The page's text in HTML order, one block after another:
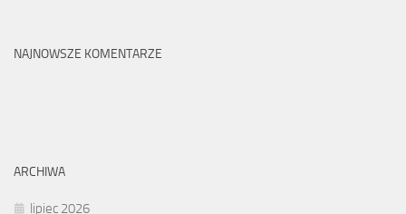
NAJNOWSZE KOMENTARZE
ARCHIWA
lipiec 2026